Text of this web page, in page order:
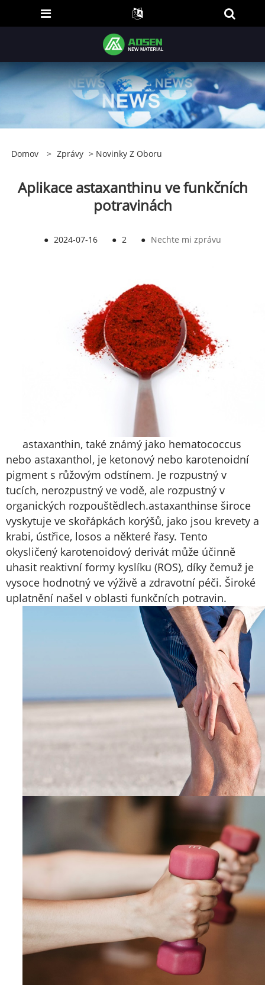
Domov > Zprávy > Novinky Z Oboru
Aplikace astaxanthinu ve funkčních
potravinách
● 2024-07-16 ● 2 ● Nechte mi zprávu
astaxanthin, také známý jako hematococcus
nebo astaxanthol, je ketonový nebo karotenoidní
pigment s růžovým odstínem. Je rozpustný v
tucích, nerozpustný ve vodě, ale rozpustný v
organických rozpouštědlech.astaxanthinse široce
vyskytuje ve skořápkách korýšů, jako jsou krevety a
krabi, ústřice, losos a některé řasy. Tento
okysličený karotenoidový derivát může účinně
uhasit reaktivní formy kyslíku (ROS), díky čemuž je
vysoce hodnotný ve výživě a zdravotní péči. Široké
uplatnění našel v oblasti funkčních potravin.